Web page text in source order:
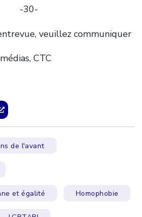
-30-
veuillez communiquer
CTC
de l'avant
et égalité Homophobie